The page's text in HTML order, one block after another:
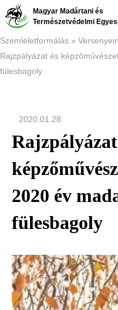
Ugrás
tartalomra
Magyar Madártani és
Természetvédelmi
Morzsa
Szemléletformálás
Rajzpályázat és
fülesbagoly
2020.01.28
Rajzpályázat
2020 év
fülesbagoly